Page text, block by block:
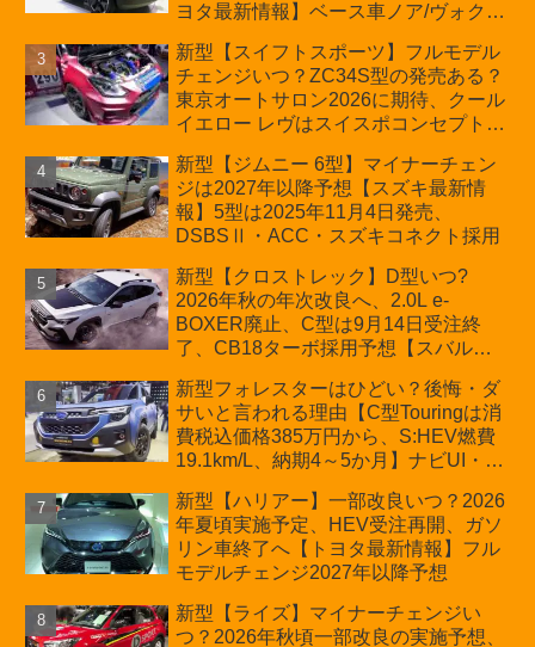
ヨタ最新情報】ベース車ノア/ヴォクシ
ほか「コア」と「ツール」、デリカ
D:5対抗のクロスオーバーSUVミニバ
ン
新型【スイフトスポーツ】フルモデル
チェンジいつ？ZC34S型の発売ある？
東京オートサロン2026に期待、クール
イエロー レヴはスイスポコンセプト
プが争点【スズキ最新情報】特別仕様
車「ZC33S Final Edition」終了
新型【ジムニー 6型】マイナーチェン
ジは2027年以降予想【スズキ最新情
報】5型は2025年11月4日発売、
DSBSⅡ・ACC・スズキコネクト採用
新型【クロストレック】D型いつ?
2026年秋の年次改良へ、2.0L e-
BOXER廃止、C型は9月14日受注終
了、CB18ターボ採用予想【スバル最
新型フォレスターはひどい？後悔・ダ
サいと言われる理由【C型Touringは消
費税込価格385万円から、S:HEV燃費
19.1km/L、納期4～5か月】ナビUI・冬
カーオブザイヤーとJNCAP大賞受賞後
も残る注意点
新型【ハリアー】一部改良いつ？2026
年夏頃実施予定、HEV受注再開、ガソ
リン車終了へ【トヨタ最新情報】フル
モデルチェンジ2027年以降予想
新型【ライズ】マイナーチェンジい
つ？2026年秋頃一部改良の実施予想、